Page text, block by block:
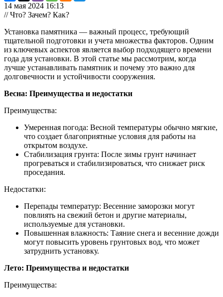
14 мая 2024 16:13
// Что? Зачем? Как?
Установка памятника — важный процесс, требующий
тщательной подготовки и учета множества факторов. Одним
из ключевых аспектов является выбор подходящего времени
года для установки. В этой статье мы рассмотрим, когда
лучше устанавливать памятник и почему это важно для
долговечности и устойчивости сооружения.
Весна: Преимущества и недостатки
Преимущества:
Умеренная погода: Весной температуры обычно мягкие,
что создает благоприятные условия для работы на
открытом воздухе.
Стабилизация грунта: После зимы грунт начинает
прогреваться и стабилизироваться, что снижает риск
проседания.
Недостатки:
Перепады температур: Весенние заморозки могут
повлиять на свежий бетон и другие материалы,
используемые для установки.
Повышенная влажность: Таяние снега и весенние дожди
могут повысить уровень грунтовых вод, что может
затруднить установку.
Лето: Преимущества и недостатки
Преимущества: